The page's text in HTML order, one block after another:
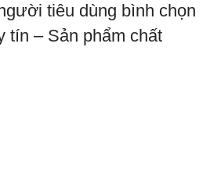
tiêu dùng bình chọn
tín – Sản phẩm chất